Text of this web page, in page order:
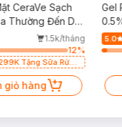
CeraVe Sạch
Thường Đến Da
1.5k/tháng
12%
Tặng Sữa Rửa
giỏ hàng
Gel
5.0